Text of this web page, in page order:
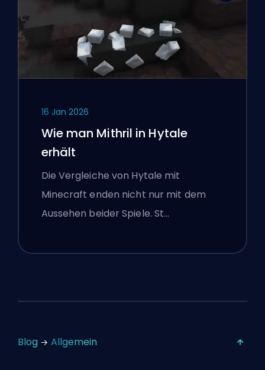
16 Jan 2026
Wie man Mithril in Hytale
erhält
Die Vergleiche von Hytale mit
Minecraft enden nicht nur mit dem
Aussehen beider Spiele. St…
Blog Allgemein